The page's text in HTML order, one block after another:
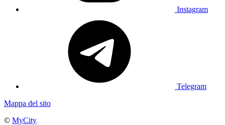
Instagram
Telegram
Mappa del sito
© MyCity